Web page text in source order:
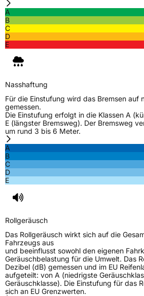
A
B
C
D
E
Nasshaftung
Für die Einstufung wird das Bremsen auf
gemessen.
Die Einstufung erfolgt in die Klassen A
E (längster Bremsweg). Der Bremsweg
um rund 3 bis 6 Meter.
A
B
C
D
E
Rollgeräusch
Das Rollgeräusch wirkt sich auf die
Fahrzeugs aus
und beeinflusst sowohl den eigenen
Geräuschbelastung für die Umwelt. Das
Dezibel (dB) gemessen und im EU
aufgeteilt: von A (niedrigste
Geräuschklasse). Die Einstufung für das
sich an EU Grenzwerten.